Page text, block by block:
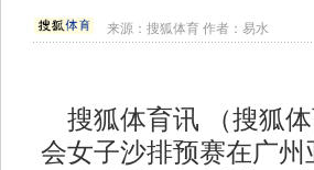
来源：搜狐体育 作者：易水
搜狐体育讯 （搜狐体
会女子沙排预赛在广